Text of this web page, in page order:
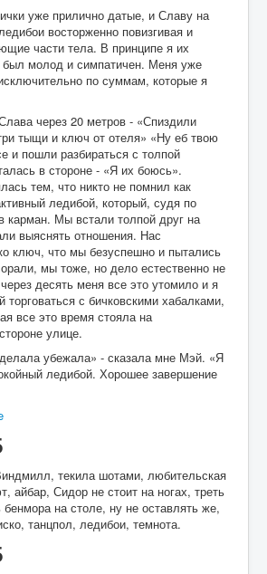
уже прилично датые, и Славу на
восторженно повизгивая и
части тела. В принципе я их
молод и симпатичен. Меня уже
по суммам, которые я
через 20 метров - «Спиздили
тыщи и ключ от отеля» «Ну еб твою
и пошли разбираться с толпой
в стороне - «Я их боюсь».
тем, что никто не помнил как
ледибой, который, судя по
карман. Мы встали толпой друг на
выяснять отношения. Нас
ключ, что мы безуспешно и пытались
мы тоже, но дело естественно не
десять меня все это утомило и я
торговаться с бичковскими хабалками,
все это время стояла на
улице.
убежала» - сказала мне Мэй. «Я
ледибой. Хорошее завершение
текила шотами, любительская
айбар, Сидор не стоит на ногах, треть
бенмора на столе, ну не оставлять же,
танцпол, ледибои, темнота.